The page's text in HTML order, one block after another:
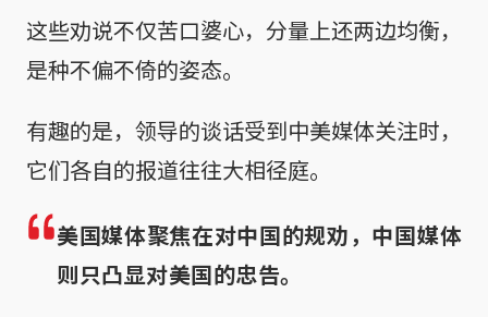
这些劝说不仅苦口婆心，分量上还两边均衡，
是种不偏不倚的姿态。
有趣的是，领导的谈话受到中美媒体关注时，
它们各自的报道往往大相径庭。
美国媒体聚焦在对中国的规劝，中国媒体
则只凸显对美国的忠告。